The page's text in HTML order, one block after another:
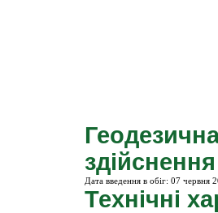
Дата введення в обіг: 07 червня
Технічні